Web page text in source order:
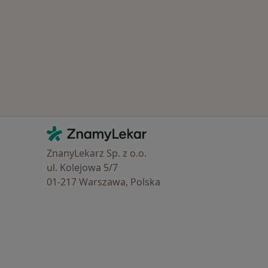
Kontakt
ZnamyLekar - Hlavní stránka
ZnanyLekarz Sp. z o.o.
ul. Kolejowa 5/7
01-217 Warszawa, Polska